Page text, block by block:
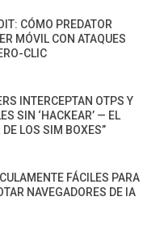
CÓMO PREDATOR
MÓVIL CON ATAQUES
CLIC
INTERCEPTAN OTPS Y
SIN ‘HACKEAR’ — EL
DE LOS SIM BOXES”
FÁCILES PARA
NAVEGADORES DE IA